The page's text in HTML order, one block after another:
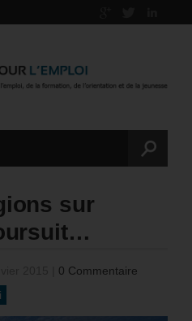
sur
0 Commentaire